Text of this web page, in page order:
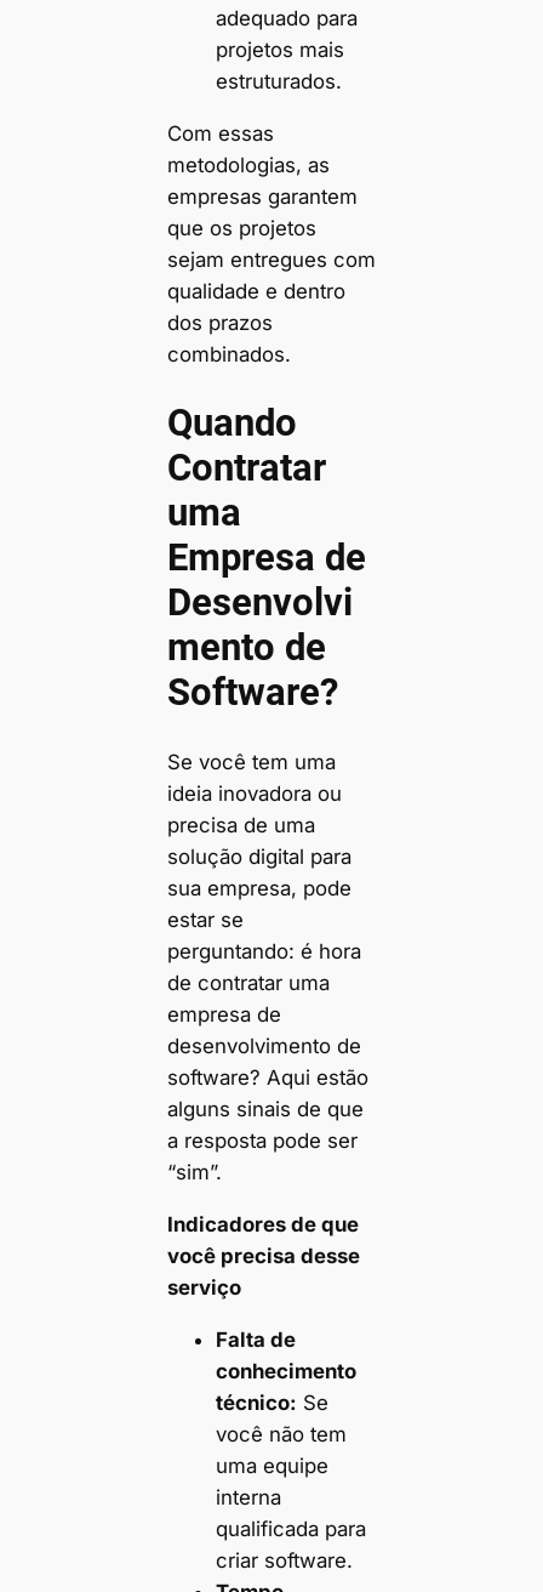
adequado para
projetos mais
estruturados.
Com essas
metodologias, as
empresas garantem
que os projetos
sejam entregues com
qualidade e dentro
dos prazos
combinados.
Quando
Contratar
uma
Empresa de
Desenvolvi
mento de
Software?
Se você tem uma
ideia inovadora ou
precisa de uma
solução digital para
sua empresa, pode
estar se
perguntando: é hora
de contratar uma
empresa de
desenvolvimento de
software? Aqui estão
alguns sinais de que
a resposta pode ser
“sim”.
Indicadores de que
você precisa desse
serviço
Falta de
conhecimento
técnico: Se
você não tem
uma equipe
interna
qualificada para
criar software.